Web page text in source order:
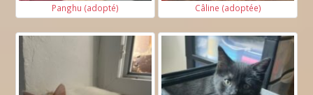
Panghu (adopté) Câline (adoptée)